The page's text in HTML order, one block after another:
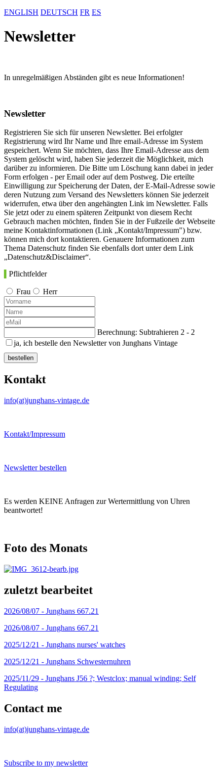
ENGLISH DEUTSCH FR ES
Newsletter
In unregelmäßigen Abständen gibt es neue Informationen!
Newsletter
Registrieren Sie sich für unseren Newsletter. Bei erfolgter
Registrierung wird Ihr Name und Ihre email-Adresse im System
gespeichert. Wenn Sie möchten, dass Ihre Email-Adresse aus dem
System gelöscht wird, haben Sie jederzeit die Möglichkeit, mich
darüber zu informieren. Die Bitte um Löschung kann dabei in jeder
Form erfolgen - per Email oder auf dem Postweg. Die erteilte
Einwilligung zur Speicherung der Daten, der E-Mail-Adresse sowie
deren Nutzung zum Versand des Newsletters können Sie jederzeit
widerrufen, etwa über den angehängten Link im Newsletter. Falls
Sie jetzt oder zu einem späteren Zeitpunkt von diesem Recht
Gebrauch machen möchten, finden Sie in der Fußzeile der Webseite
meine Kontaktinformationen (Link „Kontakt/Impressum") bzw.
können mich dort kontaktieren. Genauere Informationen zum
Thema Datenschutz finden Sie ebenfalls dort unter dem Link
„Datenschutz&Disclaimer“.
Pflichtfelder
Frau Herr
Berechnung: Subtrahieren 2 - 2
ja, ich bestelle den Newsletter von Junghans Vintage
bestellen
Kontakt
info(at)junghans-vintage.de
Kontakt/Impressum
Newsletter bestellen
Es werden KEINE Anfragen zur Wertermittlung von Uhren
beantwortet!
Foto des Monats
zuletzt bearbeitet
2026/08/07 - Junghans 667.21
2026/08/07 - Junghans 667.21
2025/12/21 - Junghans nurses' watches
2025/12/21 - Junghans Schwesternuhren
2025/11/29 - Junghans J56 ?; Westclox; manual winding; Self
Regulating
Contact me
info(at)junghans-vintage.de
Subscribe to my newsletter